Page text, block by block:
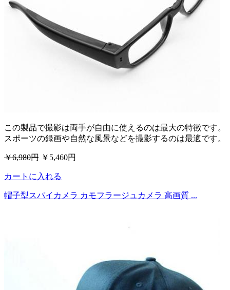
この製品で撮影は両手が自由に使えるのは最大の特徴です。
スポーツの録画や自然な風景などを撮影するのは最適です。
￥6,980円 ￥5,460円
カートに入れる
帽子型スパイカメラ カモフラージュカメラ 高画質 ...